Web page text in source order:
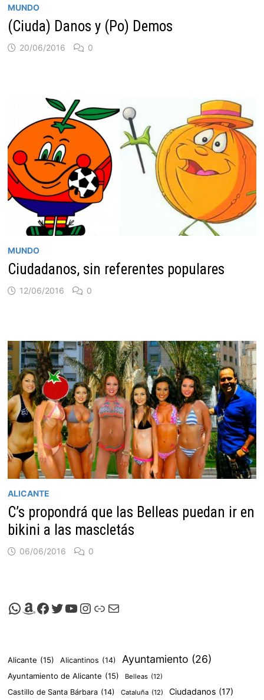
MUNDO
(Ciuda) Danos y (Po) Demos
20/06/2016 0
MUNDO
Ciudadanos, sin referentes populares
12/06/2016 0
ALICANTE
C’s propondrá que las Belleas puedan ir en
bikini a las mascletás
06/06/2016 0
Canal de Whatsapp de Viscalacant
Comprar en Amazon
Facebook de Viscalacant
Twitter de Viscalacant
Canal de Youtube de Viscalacant
Instagram de Viscalacant
Viscalacant en Polkaverse
Correo electrónico
Alicante (15) Alicantinos (14) Ayuntamiento (26)
Ayuntamiento de Alicante (15) Belleas (12)
Castillo de Santa Bárbara (14) Cataluña (12) Ciudadanos (17)